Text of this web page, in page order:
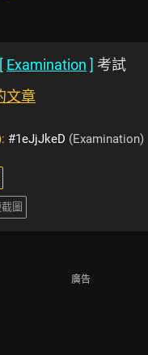
[ Examination ] 考試
文章
#1eJjJkeD (Examination)
圖
廣告